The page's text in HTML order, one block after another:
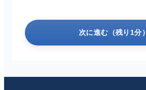
次に進む（残り1分）